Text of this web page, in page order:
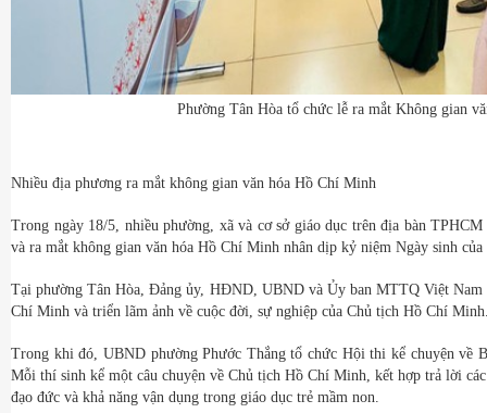
Phường Tân Hòa tổ chức lễ ra mắt Không gian
Nhiều địa phương ra mắt không gian văn hóa Hồ Chí Minh
Trong ngày 18/5, nhiều phường, xã và cơ sở giáo dục trên địa bàn
và ra mắt không gian văn hóa Hồ Chí Minh nhân dịp kỷ niệm Ngày sinh của
Tại phường Tân Hòa, Đảng ủy, HĐND, UBND và Ủy ban MTTQ Việt Nam
Chí Minh và triển lãm ảnh về cuộc đời, sự nghiệp của Chủ tịch Hồ Chí
Trong khi đó, UBND phường Phước Thắng tổ chức Hội thi kể chuyện về
Mỗi thí sinh kể một câu chuyện về Chủ tịch Hồ Chí Minh, kết hợp trả lời
đạo đức và khả năng vận dụng trong giáo dục trẻ mầm non.